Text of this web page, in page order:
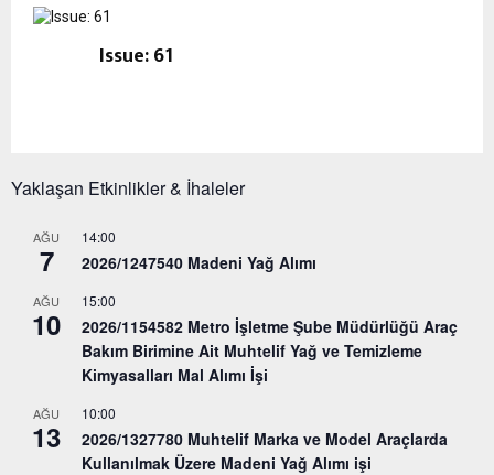
Issue: 61
Yaklaşan Etkinlikler & İhaleler
AĞU
7
14:00
2026/1247540 Madeni Yağ Alımı
AĞU
10
15:00
2026/1154582 Metro İşletme Şube Müdürlüğü Araç
Bakım Birimine Ait Muhtelif Yağ ve Temizleme
Kimyasalları Mal Alımı İşi
AĞU
13
10:00
2026/1327780 Muhtelif Marka ve Model Araçlarda
Kullanılmak Üzere Madeni Yağ Alımı işi